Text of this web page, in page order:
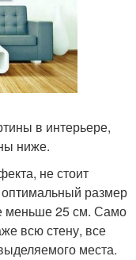
в интерьере,
ниже.
не стоит
размер
меньше 25 см. Само
всю стену, все
места.